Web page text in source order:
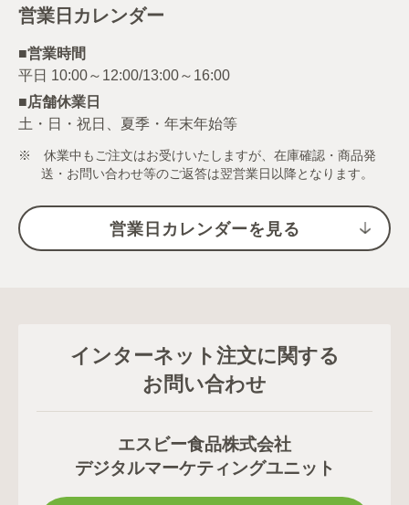
営業日カレンダー
■営業時間
■店舗休業日
土・日・祝日、夏季・年末年始等
※ 休業中もご注文はお受けいたしますが、在庫確認・商品発
送・お問い合わせ等のご返答は翌営業日以降となります。
営業日カレンダーを見る
インターネット注文に関する
お問い合わせ
エスビー食品株式会社
デジタルマーケティングユニット